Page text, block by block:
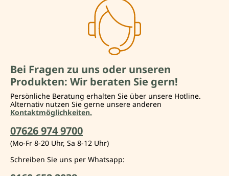
Bei Fragen zu uns oder unseren
Produkten: Wir beraten Sie gern!
Persönliche Beratung erhalten Sie über unsere Hotline.
Alternativ nutzen Sie gerne unsere anderen
Kontaktmöglichkeiten.
07626 974 9700
(Mo-Fr 8-20 Uhr, Sa 8-12 Uhr)
Schreiben Sie uns per Whatsapp: